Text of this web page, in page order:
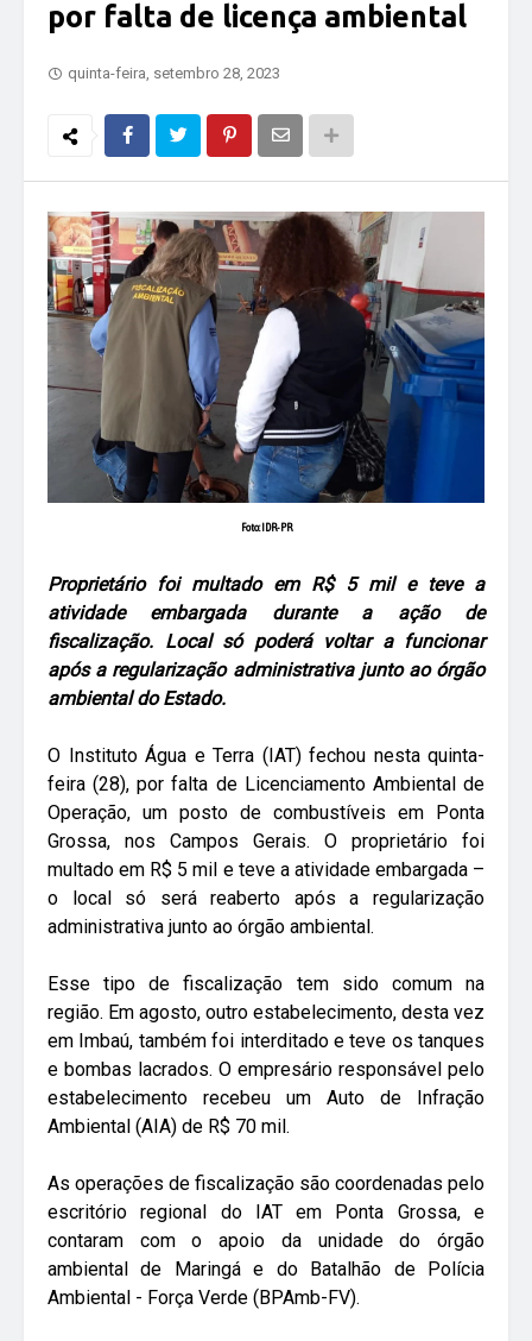
por falta de licença ambiental
quinta-feira, setembro 28, 2023
Foto: IDR-PR
Proprietário foi multado em R$ 5 mil e teve a
atividade embargada durante a ação de
fiscalização. Local só poderá voltar a funcionar
após a regularização administrativa junto ao órgão
ambiental do Estado.
O Instituto Água e Terra (IAT) fechou nesta quinta-
feira (28), por falta de Licenciamento Ambiental de
Operação, um posto de combustíveis em Ponta
Grossa, nos Campos Gerais. O proprietário foi
multado em R$ 5 mil e teve a atividade embargada –
o local só será reaberto após a regularização
administrativa junto ao órgão ambiental.
Esse tipo de fiscalização tem sido comum na
região. Em agosto, outro estabelecimento, desta vez
em Imbaú, também foi interditado e teve os tanques
e bombas lacrados. O empresário responsável pelo
estabelecimento recebeu um Auto de Infração
Ambiental (AIA) de R$ 70 mil.
As operações de fiscalização são coordenadas pelo
escritório regional do IAT em Ponta Grossa, e
contaram com o apoio da unidade do órgão
ambiental de Maringá e do Batalhão de Polícia
Ambiental - Força Verde (BPAmb-FV).